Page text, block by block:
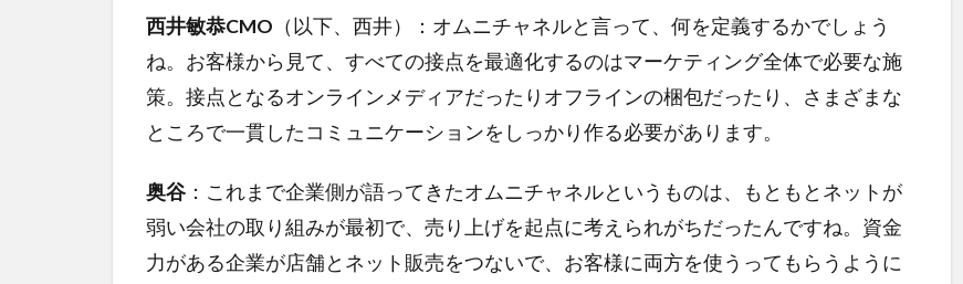
西井敏恭CMO （以下、西井）：オムニチャネルと言って、何を定義するかでしょう
ね。お客様から見て、すべての接点を最適化するのはマーケティング全体で必要な施
策。接点となるオンラインメディアだったりオフラインの梱包だったり、さまざまな
ところで一貫したコミュニケーションをしっかり作る必要があります。
奥谷：これまで企業側が語ってきたオムニチャネルというものは、もともとネットが
弱い会社の取り組みが最初で、売り上げを起点に考えられがちだったんですね。資金
力がある企業が店舗とネット販売をつないで、お客様に両方を使うってもらうように